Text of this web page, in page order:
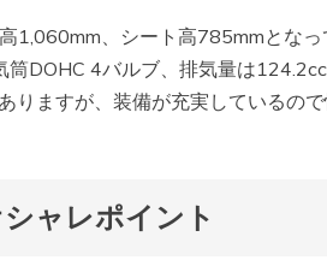
、シート高785mmとなっ
DOHC 4バルブ、排気量は124.2cc
りますが、装備が充実しているの
ャレポイント